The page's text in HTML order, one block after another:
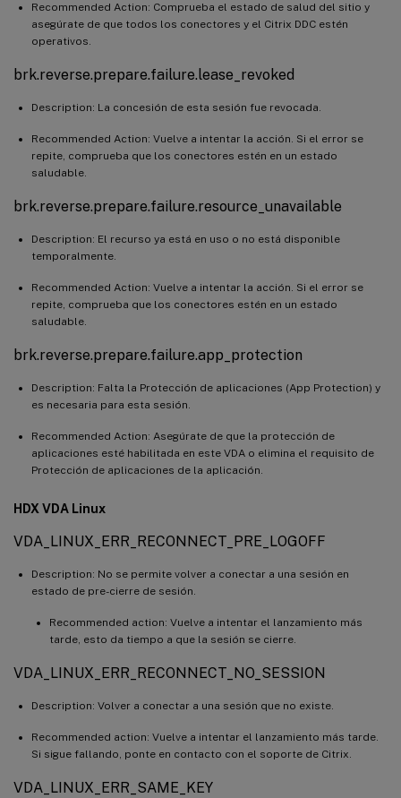
Recommended Action: Comprueba el estado de salud del sitio y
asegúrate de que todos los conectores y el Citrix DDC estén
operativos.
brk.reverse.prepare.failure.lease_revoked
Description: La concesión de esta sesión fue revocada.
Recommended Action: Vuelve a intentar la acción. Si el error se
repite, comprueba que los conectores estén en un estado
saludable.
brk.reverse.prepare.failure.resource_unavailable
Description: El recurso ya está en uso o no está disponible
temporalmente.
Recommended Action: Vuelve a intentar la acción. Si el error se
repite, comprueba que los conectores estén en un estado
saludable.
brk.reverse.prepare.failure.app_protection
Description: Falta la Protección de aplicaciones (App Protection) y
es necesaria para esta sesión.
Recommended Action: Asegúrate de que la protección de
aplicaciones esté habilitada en este VDA o elimina el requisito de
Protección de aplicaciones de la aplicación.
HDX VDA Linux
VDA_LINUX_ERR_RECONNECT_PRE_LOGOFF
Description: No se permite volver a conectar a una sesión en
estado de pre-cierre de sesión.
Recommended action: Vuelve a intentar el lanzamiento más
tarde, esto da tiempo a que la sesión se cierre.
VDA_LINUX_ERR_RECONNECT_NO_SESSION
Description: Volver a conectar a una sesión que no existe.
Recommended action: Vuelve a intentar el lanzamiento más tarde.
Si sigue fallando, ponte en contacto con el soporte de Citrix.
VDA_LINUX_ERR_SAME_KEY